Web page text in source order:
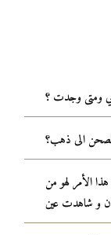
ومتى وجدت ؟
الى ذهب؟
الأمر لهو من